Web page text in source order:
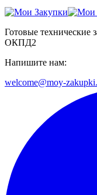
Готовые
ОКПД2
Напишите нам:
welcome@moy-